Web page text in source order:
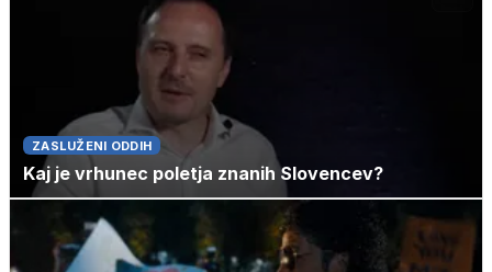
ZASLUŽENI ODDIH
Kaj je vrhunec poletja znanih Slovencev?